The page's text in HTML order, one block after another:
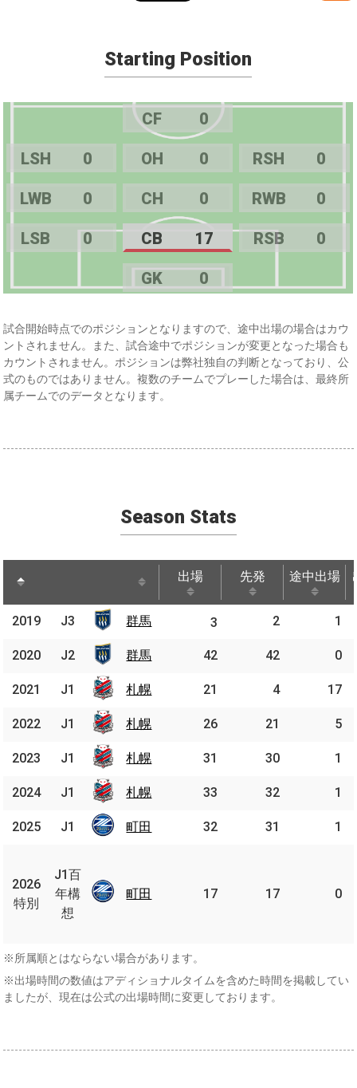
Starting Position
CF 0
LSH 0 OH 0 RSH 0
LWB 0 CH 0 RWB 0
LSB 0 CB 17 RSB 0
GK 0
試合開始時点でのポジションとなりますので、途中出場の場合はカウ
ントされません。また、試合途中でポジションが変更となった場合も
カウントされません。ポジションは弊社独自の判断となっており、公
式のものではありません。複数のチームでプレーした場合は、最終所
属チームでのデータとなります。
Season Stats
出場 先発 途中出場
途中出場
2019 群馬 3 2 1
2020 群馬 42 42 0
2021 札幌 21 4 17
2022 札幌 26 21 5
2023 札幌 31 30 1
2024 札幌 33 32 1
2025 町田 32 31 1
2026
特別
百
年
町田 17 17 0
2019 J3 群馬
2020 J2 群馬
2021 J1 札幌
2022 J1 札幌
2023 J1 札幌
2024 J1 札幌
2025 J1 町田
2026
特別
J1百
年構
想
町田
※所属順とはならない場合があります。
※出場時間の数値はアディショナルタイムを含めた時間を掲載してい
ましたが、現在は公式の出場時間に変更しております。